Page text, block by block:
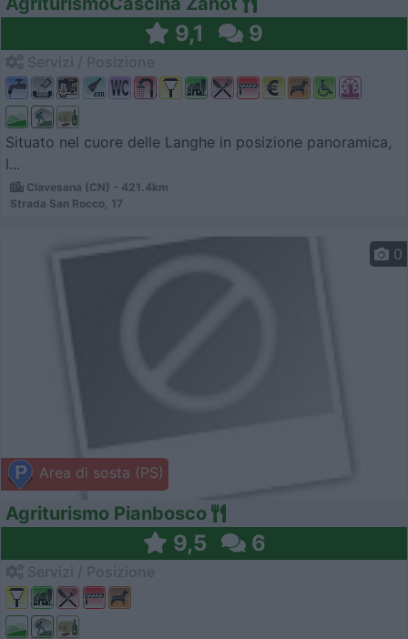
9,1 9
Situato nel cuore delle Langhe in posizione panoramica,
l...
Clavesana (CN) - 421.4km
Strada San Rocco, 17
Area di sosta (PS)
0
Agriturismo Pianbosco
9,5 6